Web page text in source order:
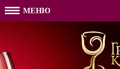
МЕНЮ